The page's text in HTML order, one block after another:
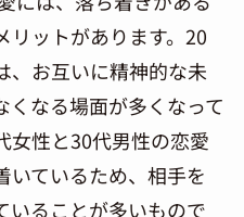
リットがあります。20
、お互いに精神的な未
くなる場面が多くなって
女性と30代男性の恋愛
いているため、相手を
いることが多いもので